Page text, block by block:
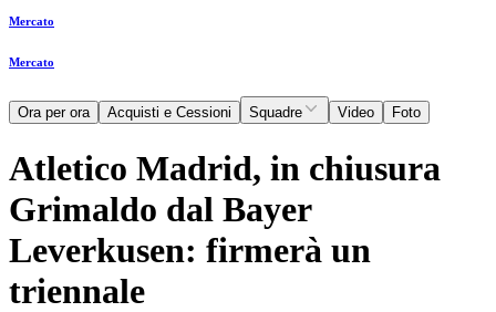
Mercato
Mercato
Ora per ora Acquisti e Cessioni Squadre Video Foto
Atletico Madrid, in chiusura
Grimaldo dal Bayer
Leverkusen: firmerà un
triennale